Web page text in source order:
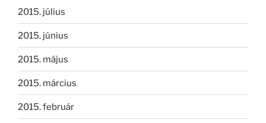
2015. július
2015. június
2015. május
2015. március
2015. február